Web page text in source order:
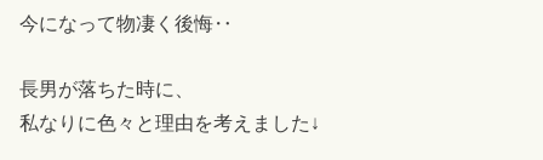
今になって物凄く後悔‥
長男が落ちた時に、
私なりに色々と理由を考えました↓